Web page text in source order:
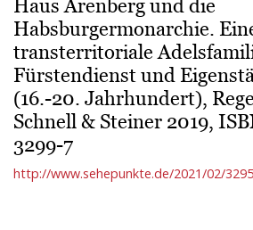
Haus Arenberg und die
Habsburgermonarchie.
transterritoriale
Fürstendienst und
(16.-20. Jahrhundert),
Schnell & Steiner 2019,
3299-7
http://www.sehepunkte.de/2021/02/